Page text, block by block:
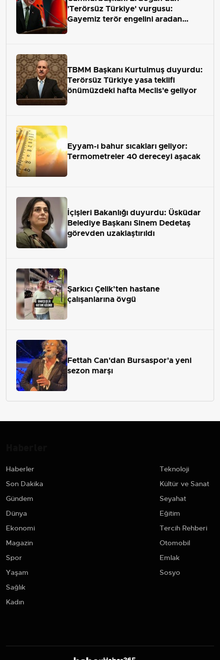
'Terörsüz Türkiye' vurgusu:
Gayemiz terör engelini aradan
TBMM Başkanı Kurtulmuş duyurdu:
Terörsüz Türkiye yasa teklifi
önümüzdeki hafta Meclis'e geliyor
Eyyam-ı bahur sıcakları geliyor:
Termometreler 40 dereceyi aşacak
İçişleri Bakanlığı duyurdu: Üsküdar
Belediye Başkanı Sinem Dedetaş
görevden uzaklaştırıldı
Şarkıcı Çelik’ten hastane
çalışanlarına övgü
Fettah Can'dan Bursaspor'a yeni
sezon marşı
Haberler
Son Dakika
Gündem
Dünya
Ekonomi
Magazin
Spor
Yaşam
Sağlık
Kadın
Teknoloji
Kültür ve Sanat
Seyahat
Eğitim
Tercih Rehberi
Otomobil
Emlak
Sosyo